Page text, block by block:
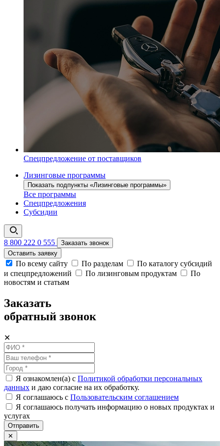
Спецпредложение от поставщиков
Лизинговые программы
Показать подпункты «Лизинговые программы»
Все программы
Спецпредложения
Субсидии
8 800 222 0 555
Заказать звонок
Оставить заявку
По всему сайту По разделам
По каталогу субсидий
и спецпредложений
По лизинговым продуктам
По
новостям и статьям
Заказать
обратный звонок
✕
Я ознакомлен(а) с Политикой обработки персональных
данных и даю согласие на их обработку.
Я соглашаюсь c Пользовательским соглашением
Я соглашаюсь получать информацию о новых продуктах и
услугах
Отправить
✕